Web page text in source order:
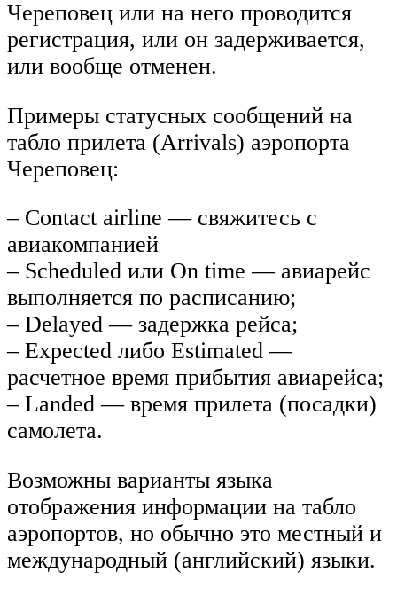
Череповец или на него проводится
регистрация, или он задерживается,
или вообще отменен.
Примеры статусных сообщений на
табло прилета (Arrivals) аэропорта
Череповец:
– Contact airline — свяжитесь с
авиакомпанией
– Scheduled или On time — авиарейс
выполняется по расписанию;
– Delayed — задержка рейса;
– Expected либо Estimated —
расчетное время прибытия авиарейса;
– Landed — время прилета (посадки)
самолета.
Возможны варианты языка
отображения информации на табло
аэропортов, но обычно это местный и
международный (английский) языки.